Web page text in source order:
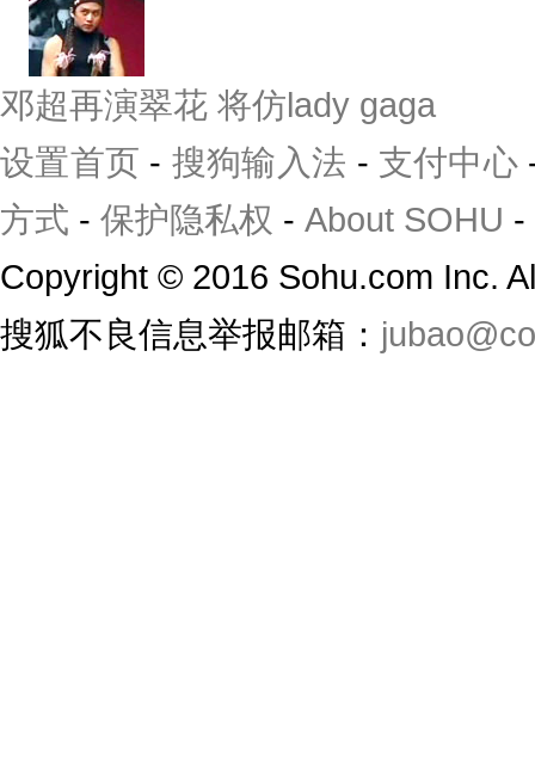
邓超再演翠花 将仿lady gaga
设置首页 - 搜狗输入法 - 支付中心
方式 - 保护隐私权 - About SOHU -
Copyright © 2016 Sohu.com Inc.
搜狐不良信息举报邮箱：